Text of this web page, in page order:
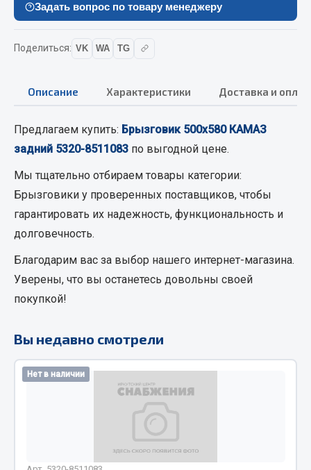
Показать ещё
Масла
Охладжающие жидкости
Технические жидкости
Весь раздел
МЕТИЗЫ
Болты
Кольца стопорные
Пробки
Задать вопрос по товару менеджеру
Поделиться: VK WA TG
Описание Характеристики Доставка и
Предлагаем купить: Брызговик 500х580 КАМАЗ
задний 5320-8511083 по выгодной цене.
Мы тщательно отбираем товары категории:
Брызговики у проверенных поставщиков, чтобы
гарантировать их надежность, функциональность и
долговечность.
Благодарим вас за выбор нашего интернет-магазина.
Уверены, что вы останетесь довольны своей
покупкой!
Вы недавно смотрели
Нет в наличии